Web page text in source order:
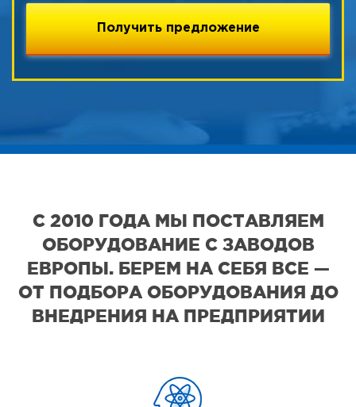
С 2010 ГОДА МЫ ПОСТАВЛЯЕМ
ОБОРУДОВАНИЕ С ЗАВОДОВ
ЕВРОПЫ. БЕРЕМ НА СЕБЯ ВСЕ —
ОТ ПОДБОРА ОБОРУДОВАНИЯ ДО
ВНЕДРЕНИЯ НА ПРЕДПРИЯТИИ